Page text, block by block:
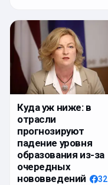
Куда уж ниже: в
отрасли
прогнозируют
падение уровня
образования из-за
очередных
нововведений
32